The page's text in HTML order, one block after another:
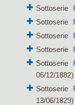
Sottoserie
Sottoserie
Sottoserie
Sottoserie
Sottoserie
06/12/1882)
Sottoserie
13/06/1829)